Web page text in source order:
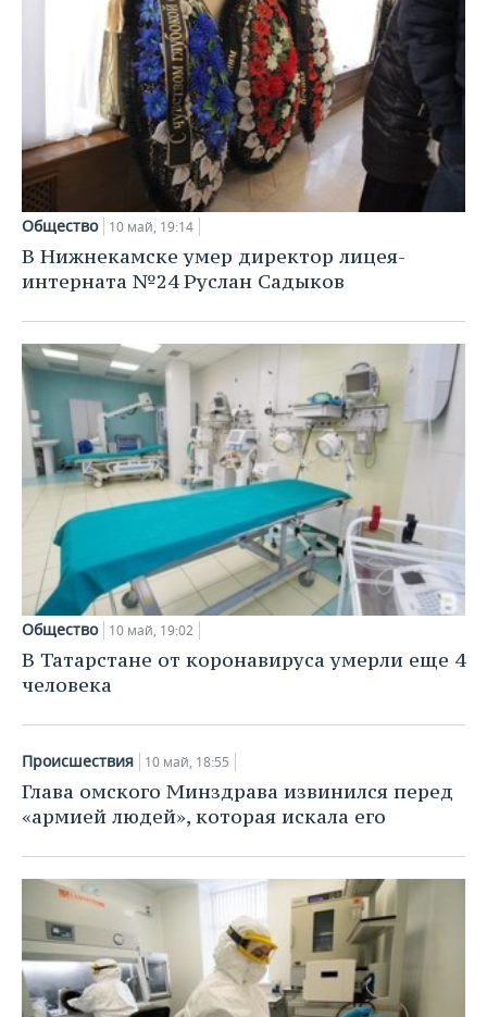
Общество 10 май, 19:14
В Нижнекамске умер директор лицея-
интерната №24 Руслан Садыков
Общество 10 май, 19:02
В Татарстане от коронавируса умерли еще 4
человека
Происшествия 10 май, 18:55
Глава омского Минздрава извинился перед
«армией людей», которая искала его